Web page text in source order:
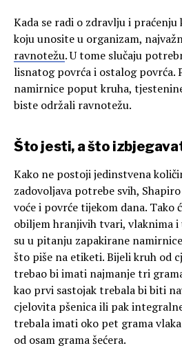
Kada se radi o zdravlju i
koju unosite u organizam,
ravnotežu. U tome slučaju
lisnatog povrća i ostalog povrća.
namirnice poput kruha,
biste održali ravnotežu.
Što jesti, a što
Kako ne postoji jedinstvena
zadovoljava potrebe svih,
voće i povrće tijekom dana.
obiljem hranjivih tvari, vlaknima
su u pitanju zapakirane
što piše na etiketi. Bijeli kruh od
trebao bi imati najmanje tri
kao prvi sastojak trebala bi biti
cjelovita pšenica ili pak
trebala imati oko pet grama
od osam grama šećera.